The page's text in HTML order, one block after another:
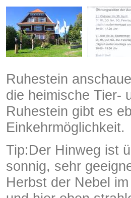
Ruhestein
die heimische Tier-
Ruhestein gibt es
Einkehrmöglichkeit.
Tip:Der Hinweg ist
sonnig, sehr
Herbst der Nebel